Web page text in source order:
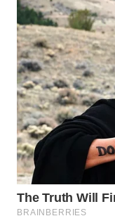
WN
BOGOR
WN
DEPOK
WN
TAPANULI
UTARA
SAMOSIR